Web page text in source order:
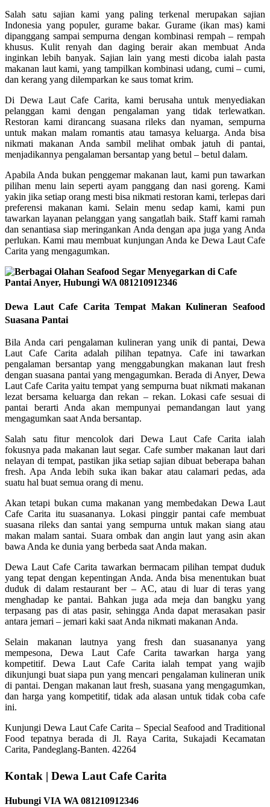
Salah satu sajian kami yang paling terkenal merupakan sajian
Indonesia yang populer, gurame bakar. Gurame (ikan mas) kami
dipanggang sampai sempurna dengan kombinasi rempah – rempah
khusus. Kulit renyah dan daging berair akan membuat Anda
inginkan lebih banyak. Sajian lain yang mesti dicoba ialah pasta
makanan laut kami, yang tampilkan kombinasi udang, cumi – cumi,
dan kerang yang dilemparkan ke saus tomat krim.
Di Dewa Laut Cafe Carita, kami berusaha untuk menyediakan
pelanggan kami dengan pengalaman yang tidak terlewatkan.
Restoran kami dirancang suasana rileks dan nyaman, sempurna
untuk makan malam romantis atau tamasya keluarga. Anda bisa
nikmati makanan Anda sambil melihat ombak jatuh di pantai,
menjadikannya pengalaman bersantap yang betul – betul dalam.
Apabila Anda bukan penggemar makanan laut, kami pun tawarkan
pilihan menu lain seperti ayam panggang dan nasi goreng. Kami
yakin jika setiap orang mesti bisa nikmati restoran kami, terlepas dari
preferensi makanan kami. Selain menu sedap kami, kami pun
tawarkan layanan pelanggan yang sangatlah baik. Staff kami ramah
dan senantiasa siap meringankan Anda dengan apa juga yang Anda
perlukan. Kami mau membuat kunjungan Anda ke Dewa Laut Cafe
Carita yang mengagumkan.
Dewa Laut Cafe Carita Tempat Makan Kulineran Seafood
Suasana Pantai
Bila Anda cari pengalaman kulineran yang unik di pantai, Dewa
Laut Cafe Carita adalah pilihan tepatnya. Cafe ini tawarkan
pengalaman bersantap yang menggabungkan makanan laut fresh
dengan suasana pantai yang mengagumkan. Berada di Anyer, Dewa
Laut Cafe Carita yaitu tempat yang sempurna buat nikmati makanan
lezat bersama keluarga dan rekan – rekan. Lokasi cafe sesuai di
pantai berarti Anda akan mempunyai pemandangan laut yang
mengagumkan saat Anda bersantap.
Salah satu fitur mencolok dari Dewa Laut Cafe Carita ialah
fokusnya pada makanan laut segar. Cafe sumber makanan laut dari
nelayan di tempat, pastikan jika setiap sajian dibuat beberapa bahan
fresh. Apa Anda lebih suka ikan bakar atau calamari pedas, ada
suatu hal buat semua orang di menu.
Akan tetapi bukan cuma makanan yang membedakan Dewa Laut
Cafe Carita itu suasananya. Lokasi pinggir pantai cafe membuat
suasana rileks dan santai yang sempurna untuk makan siang atau
makan malam santai. Suara ombak dan angin laut yang asin akan
bawa Anda ke dunia yang berbeda saat Anda makan.
Dewa Laut Cafe Carita tawarkan bermacam pilihan tempat duduk
yang tepat dengan kepentingan Anda. Anda bisa menentukan buat
duduk di dalam restaurant ber – AC, atau di luar di teras yang
menghadap ke pantai. Bahkan juga ada meja dan bangku yang
terpasang pas di atas pasir, sehingga Anda dapat merasakan pasir
antara jemari – jemari kaki saat Anda nikmati makanan Anda.
Selain makanan lautnya yang fresh dan suasananya yang
mempesona, Dewa Laut Cafe Carita tawarkan harga yang
kompetitif. Dewa Laut Cafe Carita ialah tempat yang wajib
dikunjungi buat siapa pun yang mencari pengalaman kulineran unik
di pantai. Dengan makanan laut fresh, suasana yang mengagumkan,
dan harga yang kompetitif, tidak ada alasan untuk tidak coba cafe
ini.
Kunjungi Dewa Laut Cafe Carita – Special Seafood and Traditional
Food tepatnya berada di Jl. Raya Carita, Sukajadi Kecamatan
Carita, Pandeglang-Banten. 42264
Kontak | Dewa Laut Cafe Carita
Hubungi VIA WA 081210912346